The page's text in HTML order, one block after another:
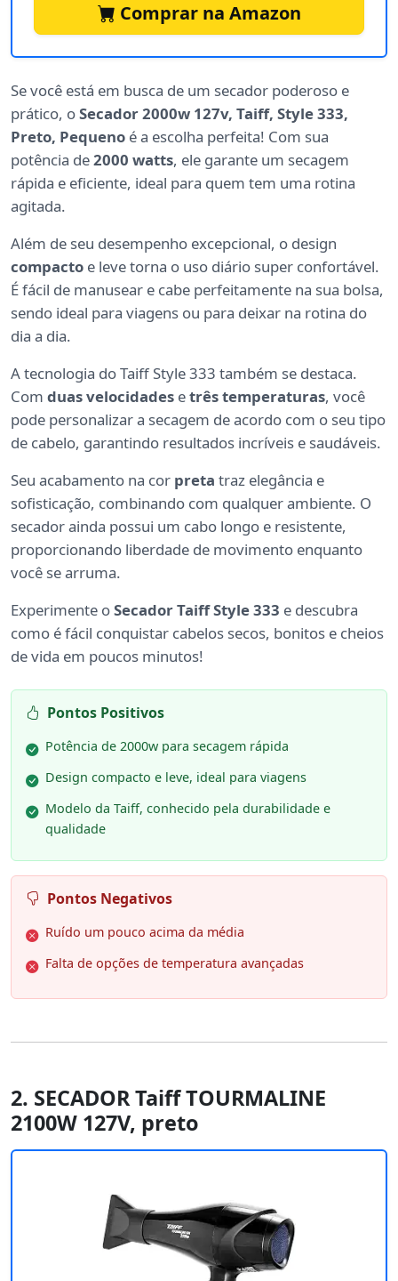
Comprar na Amazon
Se você está em busca de um secador poderoso e
prático, oSecador 2000w 127v, Taiff, Style 333,
Preto, Pequeno é a escolha perfeita! Com sua
potência de2000 watts, ele garante um secagem
rápida e eficiente, ideal para quem tem uma rotina
agitada.
Além de seu desempenho excepcional, o design
compacto e leve torna o uso diário super confortável.
É fácil de manusear e cabe perfeitamente na sua bolsa,
sendo ideal para viagens ou para deixar na rotina do
dia a dia.
A tecnologia do Taiff Style 333 também se destaca.
Com duas velocidades etrês temperaturas, você
pode personalizar a secagem de acordo com o seu tipo
de cabelo, garantindo resultados incríveis e saudáveis.
Seu acabamento na cor preta traz elegância e
sofisticação, combinando com qualquer ambiente. O
secador ainda possui um cabo longo e resistente,
proporcionando liberdade de movimento enquanto
você se arruma.
Experimente oSecador Taiff Style 333 e descubra
como é fácil conquistar cabelos secos, bonitos e cheios
de vida em poucos minutos!
Pontos Positivos
Potência de 2000w para secagem rápida
Design compacto e leve, ideal para viagens
Modelo da Taiff, conhecido pela durabilidade e
qualidade
Pontos Negativos
Ruído um pouco acima da média
Falta de opções de temperatura avançadas
2. SECADOR Taiff TOURMALINE
2100W 127V, preto